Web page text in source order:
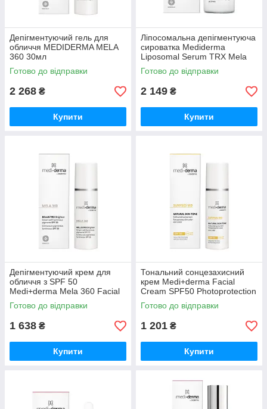
Депігментуючий гель для
обличчя MEDIDERMA MELA
360 30мл
Готово до відправки
2 268 ₴
Купити
Ліпосомальна депігментуюча
сироватка Mediderma
Liposomal Serum TRX Mela
360 30 мл
Готово до відправки
2 149 ₴
Купити
Депігментуючий крем для
обличчя з SPF 50
Medi+derma Mela 360 Facial
Cream SPF 50 30 мл
Готово до відправки
1 638 ₴
Купити
Тональний сонцезахисний
крем Medi+derma Facial
Cream SPF50 Photoprotection
with color 30 мл
Готово до відправки
1 201 ₴
Купити